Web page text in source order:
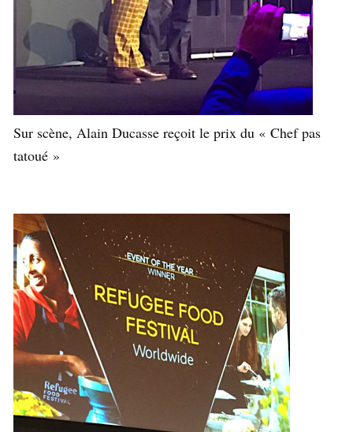
Sur scène, Alain Ducasse reçoit le prix du « Chef pas
tatoué »